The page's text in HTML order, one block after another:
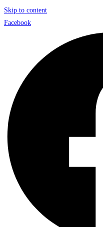
Skip to content
Facebook